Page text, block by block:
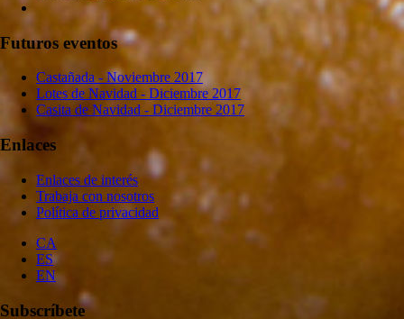
Futuros eventos
Castañada - Noviembre 2017
Lotes de Navidad - Diciembre 2017
Casita de Navidad - Diciembre 2017
Enlaces
Enlaces de interés
Trabaja con nosotros
Política de privacidad
CA
ES
EN
Subscríbete